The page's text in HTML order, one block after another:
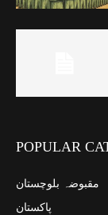
POPULAR
مقبوضہ بلوچستان
پاکستان